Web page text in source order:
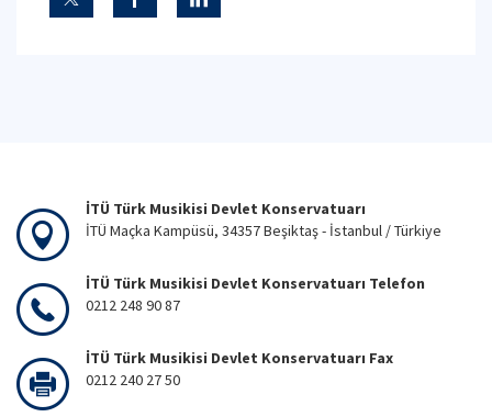
İTÜ Türk Musikisi Devlet Konservatuarı
İTÜ Maçka Kampüsü, 34357 Beşiktaş - İstanbul / Türkiye
İTÜ Türk Musikisi Devlet Konservatuarı Telefon
0212 248 90 87
İTÜ Türk Musikisi Devlet Konservatuarı Fax
0212 240 27 50